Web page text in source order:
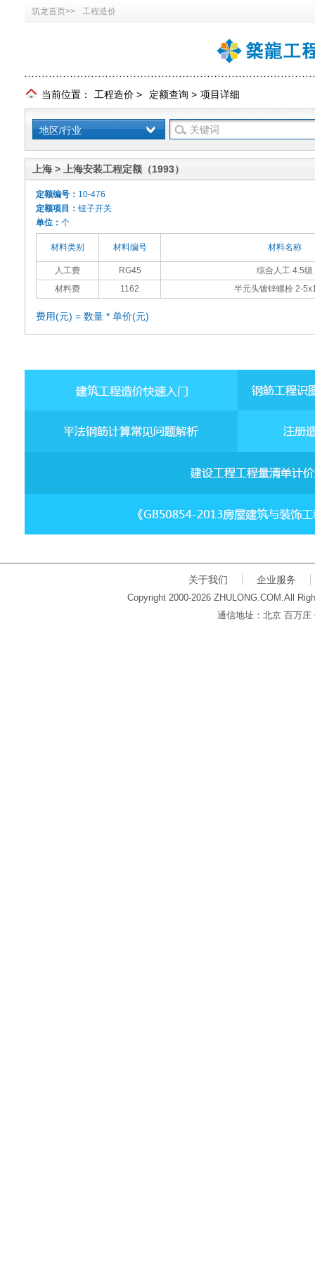
筑龙首页>> 工程造价
当前位置： 工程造价 > 定额查询 > 项目详细
地区/行业
上海 > 上海安装工程定额（1993）
定额编号： 10-476
定额项目： 钮子开关
单位： 个
材料类别 材料编号 材料名称
人工费 RG45
综合人工 4.5级
材料费
1162 半元头镀锌螺栓 2-
费用(元) = 数量 * 单价(元)
关于我们 企业服务
Copyright 2000-2026 ZHULONG.COM.All
通信地址：北京 百万